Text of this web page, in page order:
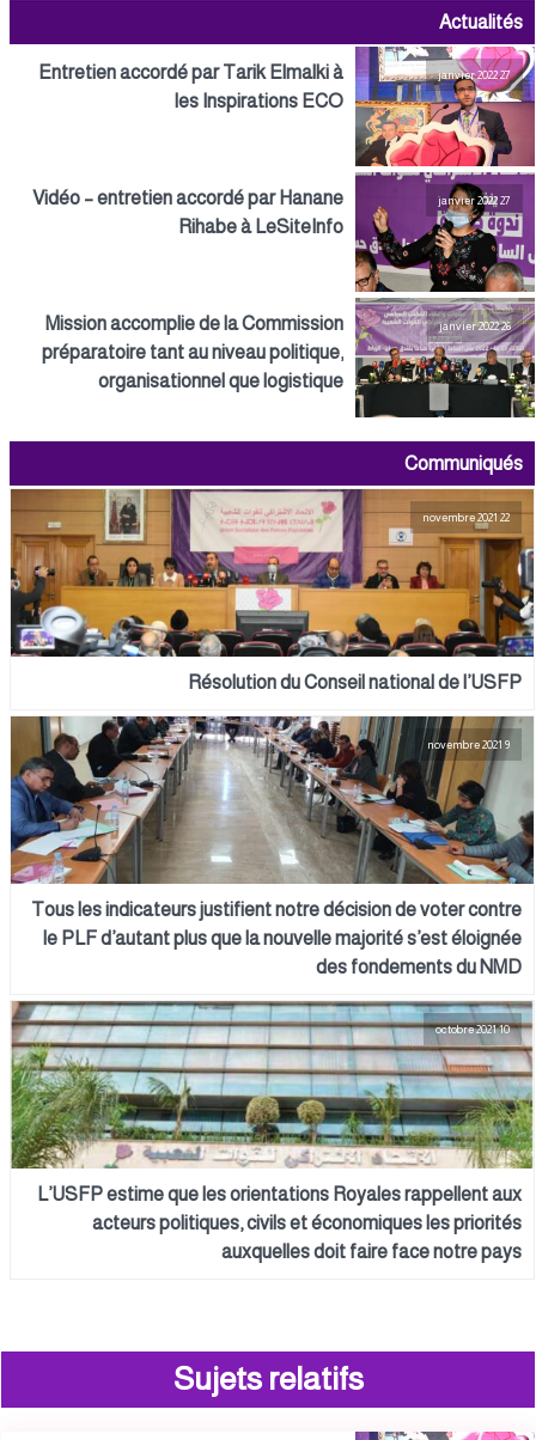
Actualités
27 janvier 2022
Entretien accordé par Tarik Elmalki à
les Inspirations ECO
27 janvier 2022
Vidéo – entretien accordé par Hanane
Rihabe à LeSiteInfo
26 janvier 2022
Mission accomplie de la Commission
préparatoire tant au niveau politique,
organisationnel que logistique
Communiqués
22 novembre 2021
Résolution du Conseil national de l’USFP
Tous les indicateurs justifient notre décision de voter contre
le PLF d’autant plus que la nouvelle majorité s’est éloignée
des fondements du NMD
10 octobre 2021
L’USFP estime que les orientations Royales rappellent aux
acteurs politiques, civils et économiques les priorités
auxquelles doit faire face notre pays
Sujets relatifs